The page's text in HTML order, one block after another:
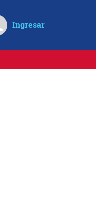
Ingresar